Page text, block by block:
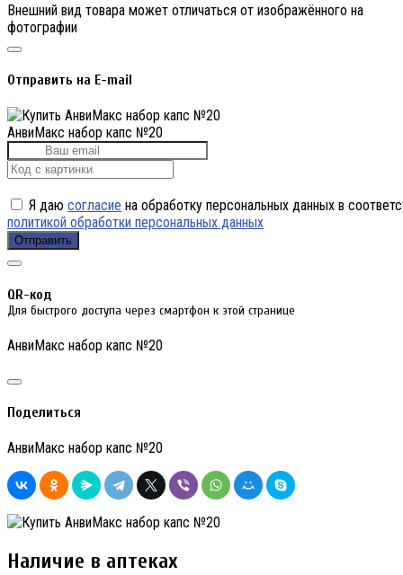
Внешний вид товара может отличаться от изображённого на
фотографии
Отправить на E-mail
АнвиМакс набор капс №20
Я даю согласие на обработку персональных данных в
политикой обработки персональных данных
Отправить
QR-код
Для быстрого доступа через смартфон к этой странице
АнвиМакс набор капс №20
Поделиться
АнвиМакс набор капс №20
Наличие в аптеках